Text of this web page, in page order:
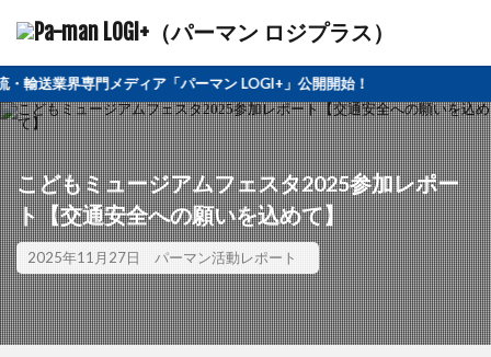
界専門メディア「パーマン LOGI+」公開開始！
こどもミュージアムフェスタ2025参加レポー
ト【交通安全への願いを込めて】
2025年11月27日 パーマン活動レポート